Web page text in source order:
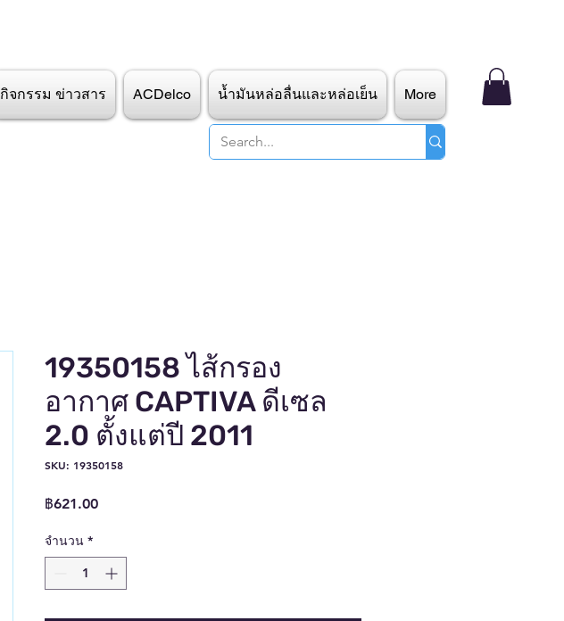
กิจกรรม ข่าวสาร ACDelco น้ำมันหล่อลื่นและหล่อเย็น More
19350158 ไส้กรอง
อากาศ CAPTIVA ดีเซล
2.0 ตั้งแต่ปี 2011
SKU: 19350158
฿621.00ราคา
จำนวน *